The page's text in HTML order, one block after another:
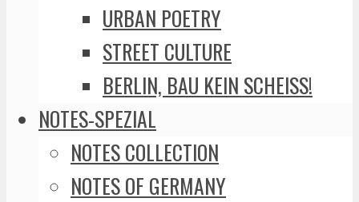
URBAN POETRY
STREET CULTURE
BERLIN, BAU KEIN SCHEISS!
NOTES-SPEZIAL
NOTES COLLECTION
NOTES OF GERMANY